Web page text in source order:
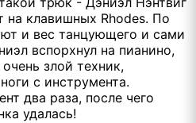
на клавишных Rhodes. По
и вес танцующего и сами
вспорхнул на пианино,
злой техник,
с инструмента.
два раза, после чего
удалась!